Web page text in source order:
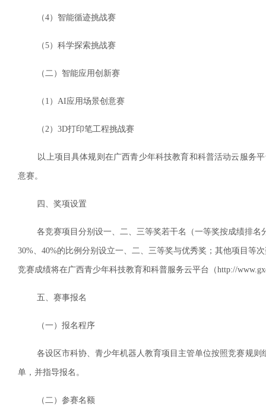
（4）智能循迹挑战赛
（5）科学探索挑战赛
（二）智能应用创新赛
（1）AI应用场景创意赛
（2）3D打印笔工程挑战赛
以上项目具体规则在广西青少年科技教育和科普活动云服务平
意赛。
四、奖项设置
各竞赛项目分别设一、二、三等奖若干名（一等奖按成绩排名
30%、40%的比例分别设立一、二、三等奖与优秀奖；其他项目等
竞赛成绩将在广西青少年科技教育和科普服务云平台（http://
五、赛事报名
（一）报名程序
各设区市科协、青少年机器人教育项目主管单位按照竞赛规则
单，并指导报名。
（二）参赛名额